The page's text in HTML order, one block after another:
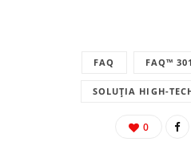
FAQ FAQ™ 301
SOLUȚIA HIGH-
0